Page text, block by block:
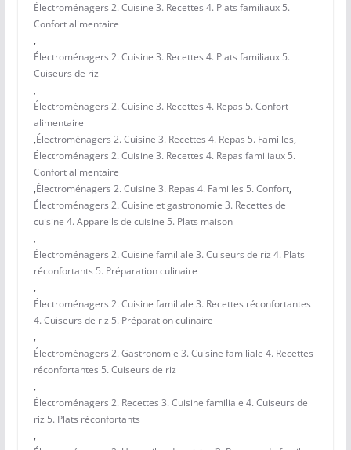
Électroménagers 2. Cuisine 3. Recettes 4. Plats familiaux 5.
Confort alimentaire
,
Électroménagers 2. Cuisine 3. Recettes 4. Plats familiaux 5.
Cuiseurs de riz
,
Électroménagers 2. Cuisine 3. Recettes 4. Repas 5. Confort
alimentaire
,Électroménagers 2. Cuisine 3. Recettes 4. Repas 5. Familles,
Électroménagers 2. Cuisine 3. Recettes 4. Repas familiaux 5.
Confort alimentaire
,Électroménagers 2. Cuisine 3. Repas 4. Familles 5. Confort,
Électroménagers 2. Cuisine et gastronomie 3. Recettes de
cuisine 4. Appareils de cuisine 5. Plats maison
,
Électroménagers 2. Cuisine familiale 3. Cuiseurs de riz 4. Plats
réconfortants 5. Préparation culinaire
,
Électroménagers 2. Cuisine familiale 3. Recettes réconfortantes
4. Cuiseurs de riz 5. Préparation culinaire
,
Électroménagers 2. Gastronomie 3. Cuisine familiale 4. Recettes
réconfortantes 5. Cuiseurs de riz
,
Électroménagers 2. Recettes 3. Cuisine familiale 4. Cuiseurs de
riz 5. Plats réconfortants
,